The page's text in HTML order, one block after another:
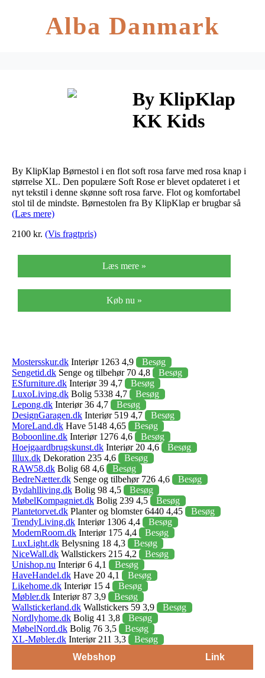
Alba Danmark
By KlipKlap
KK Kids
Børnestol Soft
Rose Med Soft
Rose Knapper
By KlipKlap Børnestol i en flot soft rosa farve med rosa knap i
størrelse XL. Den populære Soft Rose er blevet opdateret i et
nyt tekstil i denne skønne soft rosa farve. Flot og komfortabel
stol til de mindste. Børnestolen fra By KlipKlap er brugbar så
(Læs mere)
2100 kr. (Vis fragtpris)
Læs mere »
Køb nu »
Mostersskur.dk Interiør 1263 4,9
Besøg
Sengetid.dk Senge og tilbehør 70 4,8
Besøg
ESfurniture.dk Interiør 39 4,7
Besøg
LuxoLiving.dk Bolig 5338 4,7
Besøg
Lepong.dk Interiør 36 4,7
Besøg
DesignGaragen.dk Interiør 519 4,7
Besøg
MoreLand.dk Have 5148 4,65
Besøg
Boboonline.dk Interiør 1276 4,6
Besøg
Hoejgaardbrugskunst.dk Interiør 20 4,6
Besøg
Illux.dk Dekoration 235 4,6
Besøg
RAW58.dk Bolig 68 4,6
Besøg
BedreNætter.dk Senge og tilbehør 726 4,6
Besøg
Bydahlliving.dk Bolig 98 4,5
Besøg
MøbelKompagniet.dk Bolig 239 4,5
Besøg
Plantetorvet.dk Planter og blomster 6440 4,45
Besøg
TrendyLiving.dk Interiør 1306 4,4
Besøg
ModernRoom.dk Interiør 175 4,4
Besøg
LuxLight.dk Belysning 18 4,3
Besøg
NiceWall.dk Wallstickers 215 4,2
Besøg
Unishop.nu Interiør 6 4,1
Besøg
HaveHandel.dk Have 20 4,1
Besøg
Likehome.dk Interiør 15 4
Besøg
Møbler.dk Interiør 87 3,9
Besøg
Wallstickerland.dk Wallstickers 59 3,9
Besøg
Nordlyhome.dk Bolig 41 3,8
Besøg
MøbelNord.dk Bolig 76 3,5
Besøg
XL-Møbler.dk Interiør 211 3,3
Besøg
Webshop
Link